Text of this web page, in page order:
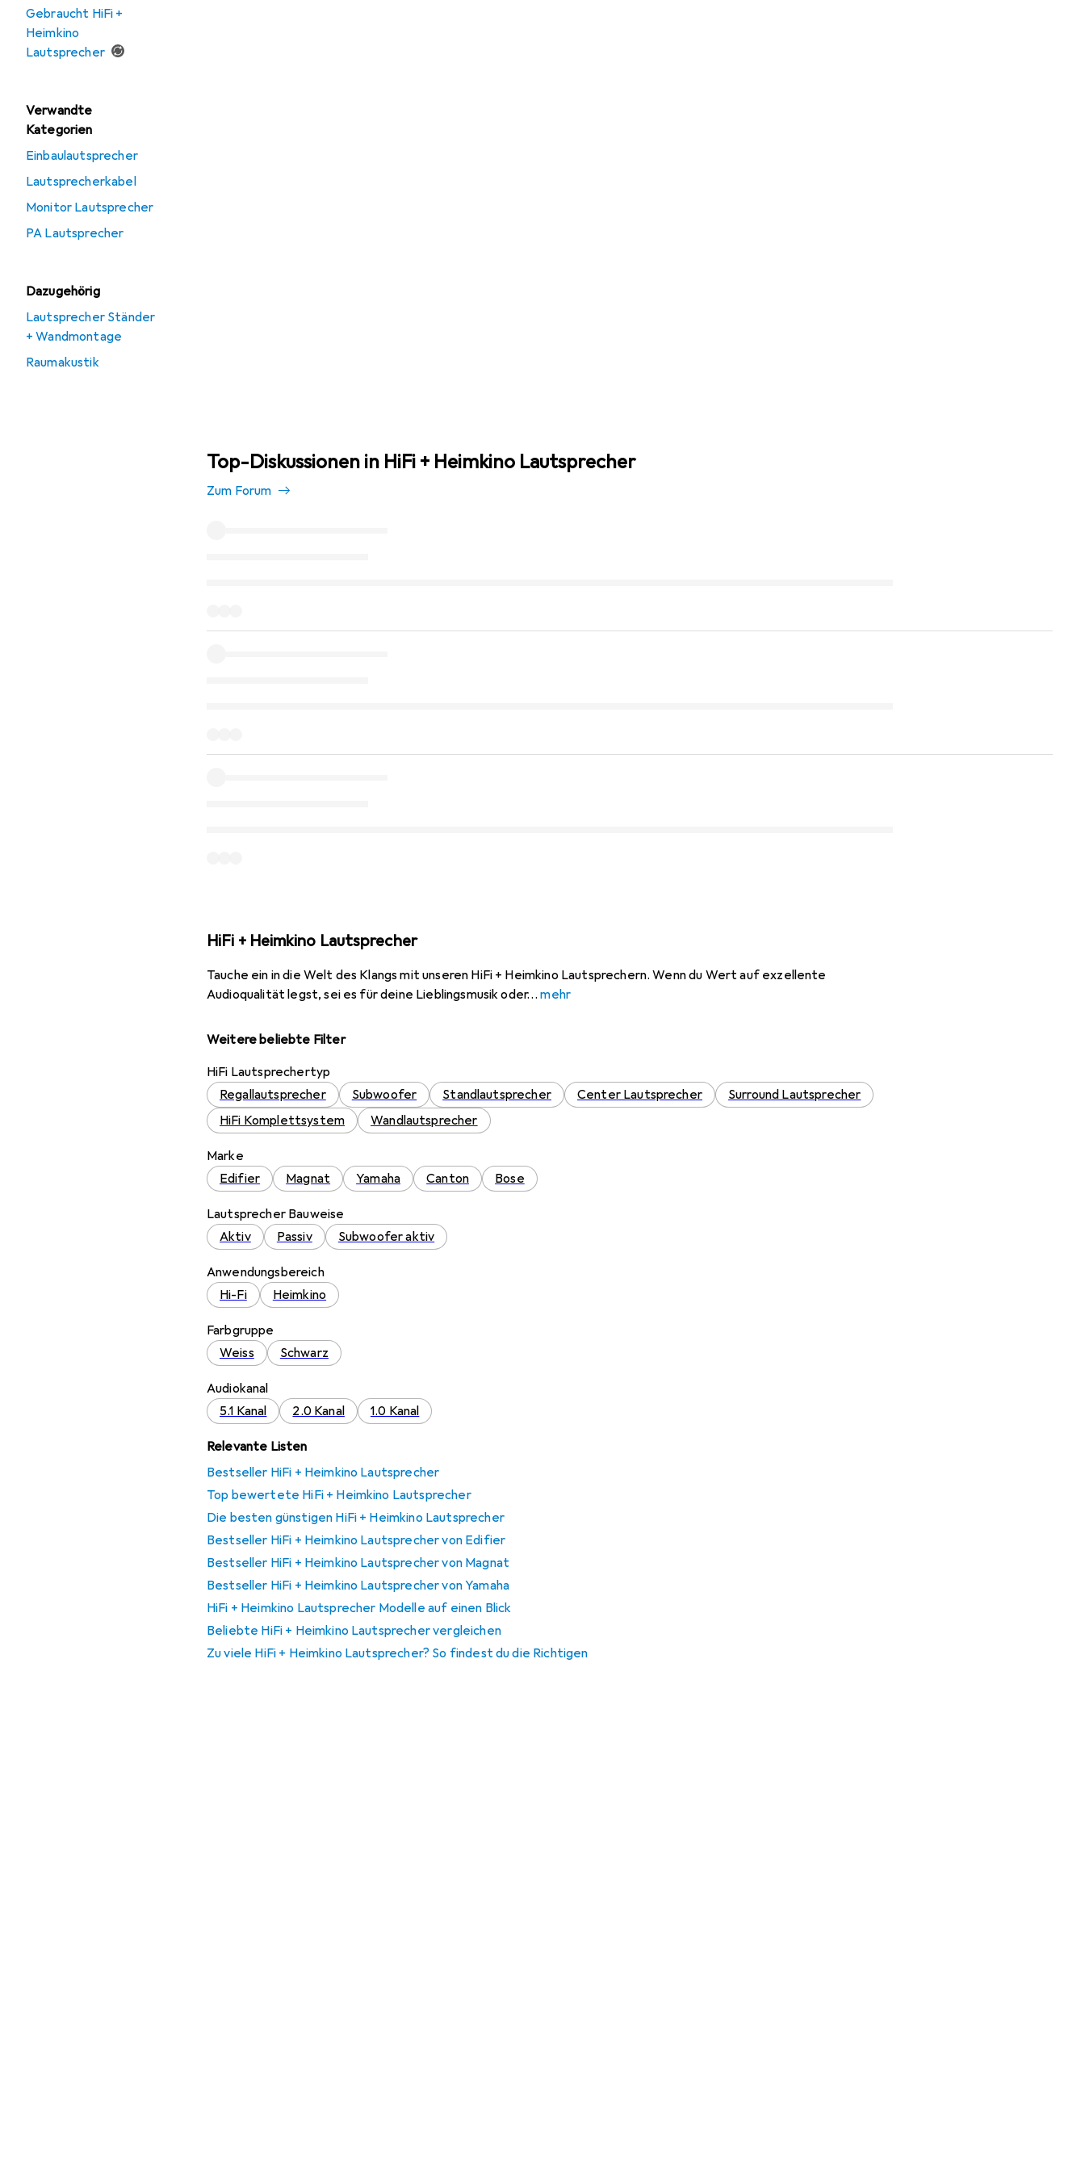
Gebraucht HiFi +
Heimkino
Lautsprecher
Verwandte
Kategorien
Einbaulautsprecher
Lautsprecherkabel
Monitor Lautsprecher
PA Lautsprecher
Dazugehörig
Lautsprecher Ständer
+ Wandmontage
Raumakustik
Top-Diskussionen in HiFi + Heimkino Lautsprecher
Zum Forum
HiFi + Heimkino Lautsprecher
Tauche ein in die Welt des Klangs mit unseren HiFi + Heimkino Lautsprechern. Wenn du Wert auf exzellente
Audioqualität legst, sei es für deine Lieblingsmusik oder
mehr
Weitere beliebte Filter
HiFi Lautsprechertyp
Regallautsprecher
Subwoofer Standlautsprecher Center Lautsprecher
Surround Lautsprecher
HiFi Komplettsystem
Wandlautsprecher
Marke
Edifier
Magnat Yamaha Canton Bose
Lautsprecher Bauweise
Aktiv
Passiv Subwoofer aktiv
Anwendungsbereich
Hi-Fi
Heimkino
Farbgruppe
Weiss
Schwarz
Audiokanal
5.1 Kanal
2.0 Kanal 1.0 Kanal
Relevante Listen
Bestseller HiFi + Heimkino Lautsprecher
Top bewertete HiFi + Heimkino Lautsprecher
Die besten günstigen HiFi + Heimkino Lautsprecher
Bestseller HiFi + Heimkino Lautsprecher von Edifier
Bestseller HiFi + Heimkino Lautsprecher von Magnat
Bestseller HiFi + Heimkino Lautsprecher von Yamaha
HiFi + Heimkino Lautsprecher Modelle auf einen Blick
Beliebte HiFi + Heimkino Lautsprecher vergleichen
Zu viele HiFi + Heimkino Lautsprecher? So findest du die Richtigen